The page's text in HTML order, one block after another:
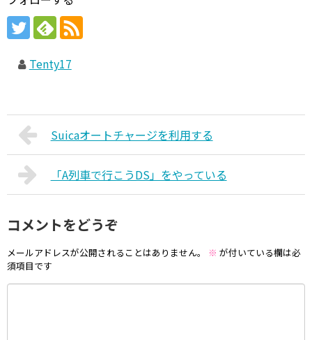
Tenty17
Suicaオートチャージを利用する
「A列車で行こうDS」をやっている
コメントをどうぞ
メールアドレスが公開されることはありません。 ※ が付いている欄は必
須項目です